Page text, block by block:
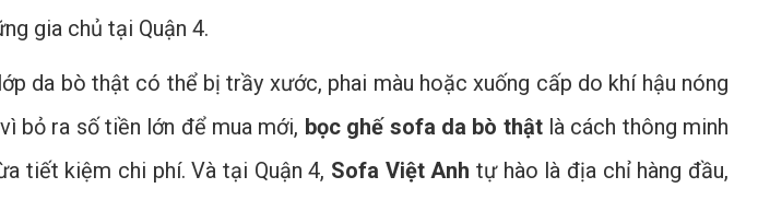
gia chủ tại Quận 4.
da bò thật có thể bị trầy xước, phai màu hoặc xuống cấp do khí hậu nóng
bỏ ra số tiền lớn để mua mới, bọc ghế sofa da bò thậtlà cách thông minh
tiết kiệm chi phí. Và tại Quận 4, Sofa Việt Anh tự hào là địa chỉ hàng đầu,